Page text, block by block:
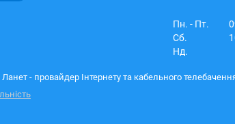
- провайдер Інтернету та кабельного
Пн. - Пт.
Сб.
Нд.